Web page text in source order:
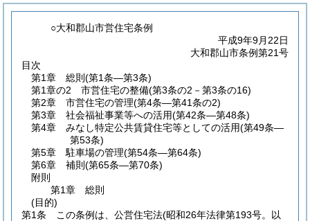
○大和郡山市営住宅条例
平成9年9月22日
大和郡山市条例第21号
目次
第1章
総則 (第1条―第3条)
第1章の2
市営住宅の整備(第3条の2－第3条の16)
第2章
市営住宅の管理(第4条―第41条の2)
第3章
社会福祉事業等への活用(第42条―第48条)
第4章
みなし特定公共賃貸住宅等としての活用(第49条―
第53条)
第5章
駐車場の管理(第54条―第64条)
第6章
補則 (第65条―第70条)
附則
第1章
総則
(目的)
第1条
この条例は、公営住宅法(昭和26年法律第193号。以